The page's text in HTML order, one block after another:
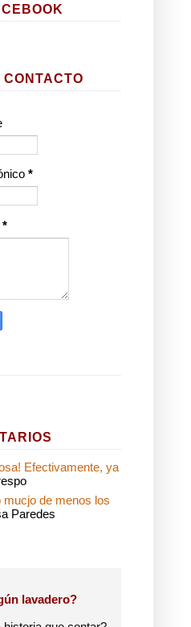
*
*
Efectivamente, ya
mucjo de menos los
Paredes
lavadero?